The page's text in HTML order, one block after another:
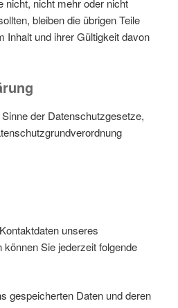
nicht, nicht mehr oder nicht
bleiben die übrigen Teile
Inhalt und ihrer Gültigkeit davon
der Datenschutzgesetze,
unseres
Sie jederzeit folgende
gespeicherten Daten und deren